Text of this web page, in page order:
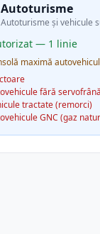
Autoturisme
Autoturisme și vehicule
— 1 linie
maximă
fără servofrână
tractate (remorci)
GNC (gaz